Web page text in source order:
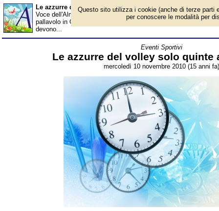
Le azzurre del volley solo quinte ai Mondiali - Almanacco
Voce dell'Almanacco del 10 novembre, per la rubrica 'Eventi
pallavolo in Giappone, dopo due ore e undici minuti di gioco, le
devono...
Eventi Sportivi
Le azzurre del volley solo quinte
mercoledì 10 novembre 2010 (15 anni fa)
Questo sito utilizza i cookie (anche di terze parti
per conoscere le modalità per